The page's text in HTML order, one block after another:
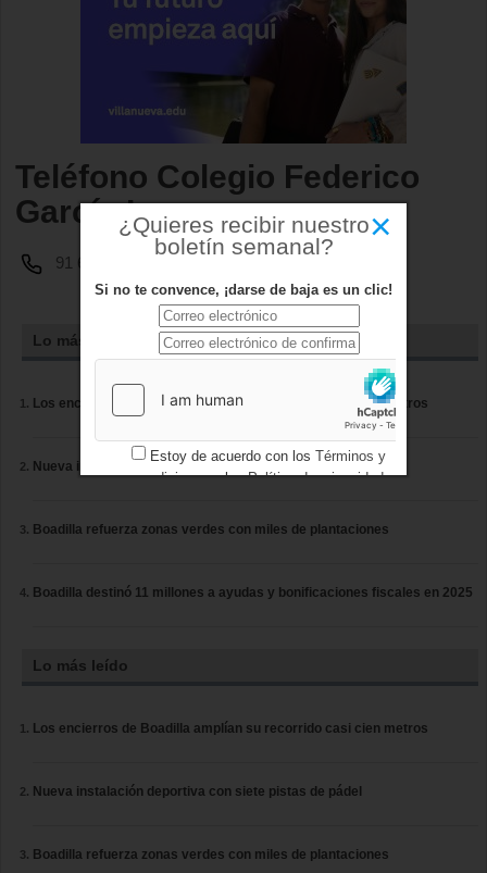
Teléfono Colegio Federico
García Lorca
91 632 55 25
Lo más leído
Los encierros de Boadilla amplían su recorrido casi cien metros
Nueva instalación deportiva con siete pistas de pádel
Boadilla refuerza zonas verdes con miles de plantaciones
Boadilla destinó 11 millones a ayudas y bonificaciones fiscales en 2025
Lo más leído
Los encierros de Boadilla amplían su recorrido casi cien metros
Nueva instalación deportiva con siete pistas de pádel
Boadilla refuerza zonas verdes con miles de plantaciones
×
¿Quieres recibir nuestro
boletín semanal?
Si no te convence, ¡darse de baja es un clic!
Estoy de acuerdo con los Términos y
condicionesy losPolítica de privacidad